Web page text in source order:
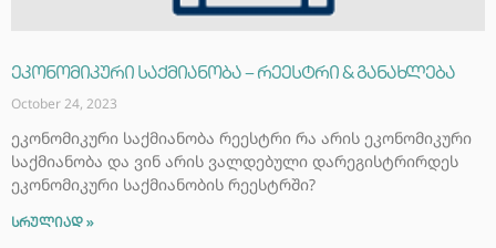
ეკონომიკური საქმიანობა – რეესტრი & განახლება
October 24, 2023
ეკონომიკური საქმიანობა რეესტრი რა არის ეკონომიკური
საქმიანობა და ვინ არის ვალდებული დარეგისტრირდეს
ეკონომიკური საქმიანობის რეესტრში?
სრულიად »